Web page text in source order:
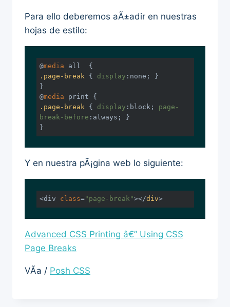
Para ello deberemos aÃ±adir en nuestras
hojas de estilo:
@media
.page-break { display :none; }
}
@media
.page-break { display :block; page-
break-before :always; }
}
Y en nuestra pÃ¡gina web lo siguiente:
<div class="page-break"></div>
Advanced CSS Printing â€” Using CSS
Page Breaks
VÃ­a / Posh CSS